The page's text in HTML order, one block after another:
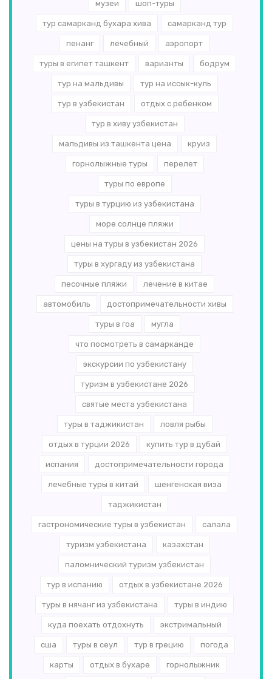
музеи шоп-туры
тур самарканд бухара хива самарканд тур
пенанг лечебный аэропорт
туры в египет ташкент варианты бодрум
тур на мальдивы тур на иссык-куль
тур в узбекистан отдых с ребенком
тур в хиву узбекистан
мальдивы из ташкента цена круиз
горнолыжные туры перелет
туры по европе
туры в турцию из узбекистана
море солнце пляжи
цены на туры в узбекистан 2026
туры в хургаду из узбекистана
песочные пляжи лечение в китае
автомобиль достопримечательности хивы
туры в гоа мугла
что посмотреть в самарканде
экскурсии по узбекистану
туризм в узбекистане 2026
святые места узбекистана
туры в таджикистан ловля рыбы
отдых в турции 2026 купить тур в дубай
испания достопримечательности города
лечебные туры в китай шенгенская виза
таджикистан
гастрономические туры в узбекистан салала
туризм узбекистана казахстан
паломнический туризм узбекистан
тур в испанию отдых в узбекистане 2026
туры в нячанг из узбекистана туры в индию
куда поехать отдохнуть экстримальный
сша туры в сеул тур в грецию погода
карты отдых в бухаре горнолыжник